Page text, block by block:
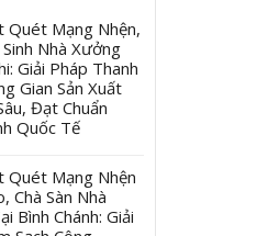
Quét Mạng Nhện,
Nhà Xưởng
Giải Pháp Thanh
Gian Sản Xuất
Đạt Chuẩn
Quốc Tế
Quét Mạng Nhện
Chà Sàn Nhà
Bình Chánh: Giải